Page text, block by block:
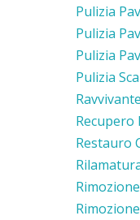
Pulizia
Pulizia
Pulizia
Pulizia
Recupero
Restauro